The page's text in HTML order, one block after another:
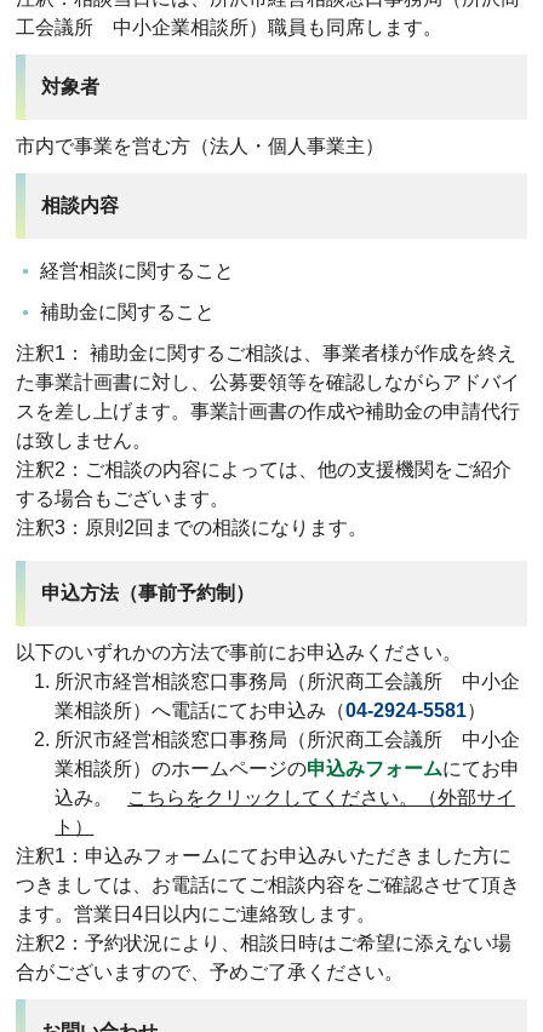
工会議所 中小企業相談所）職員も同席します。
対象者
市内で事業を営む方（法人・個人事業主）
相談内容
経営相談に関すること
補助金に関すること
注釈1： 補助金に関するご相談は、事業者様が作成を終え
た事業計画書に対し、公募要領等を確認しながらアドバイ
スを差し上げます。事業計画書の作成や補助金の申請代行
は致しません。
注釈2：ご相談の内容によっては、他の支援機関をご紹介
する場合もございます。
注釈3：原則2回までの相談になります。
申込方法（事前予約制）
以下のいずれかの方法で事前にお申込みください。
所沢市経営相談窓口事務局（所沢商工会議所 中小企
業相談所）へ電話にてお申込み（04-2924-5581）
所沢市経営相談窓口事務局（所沢商工会議所 中小企
業相談所）のホームページの申込みフォームにてお申
込み。
こちらをクリックしてください。（外部サイ
ト）
注釈1：申込みフォームにてお申込みいただきました方に
つきましては、お電話にてご相談内容をご確認させて頂き
ます。営業日4日以内にご連絡致します。
注釈2：予約状況により、相談日時はご希望に添えない場
合がございますので、予めご了承ください。